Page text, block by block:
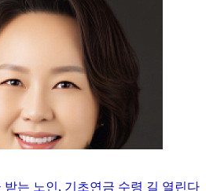
받는 노인, 기초연금 수령 길 열린다